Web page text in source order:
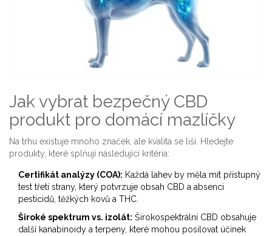
Jak vybrat bezpečný CBD
produkt pro domácí mazlíčky
Na trhu existuje mnoho značek, ale kvalita se liší. Hledejte
produkty, které splňují následující kritéria:
Certifikát analýzy (COA): Každá lahev by měla mít přístupný
test třetí strany, který potvrzuje obsah CBD a absenci
pesticidů, těžkých kovů a THC.
Široké spektrum vs. izolát: Širokospektrální CBD obsahuje
další kanabinoidy a terpeny, které mohou posilovat účinek